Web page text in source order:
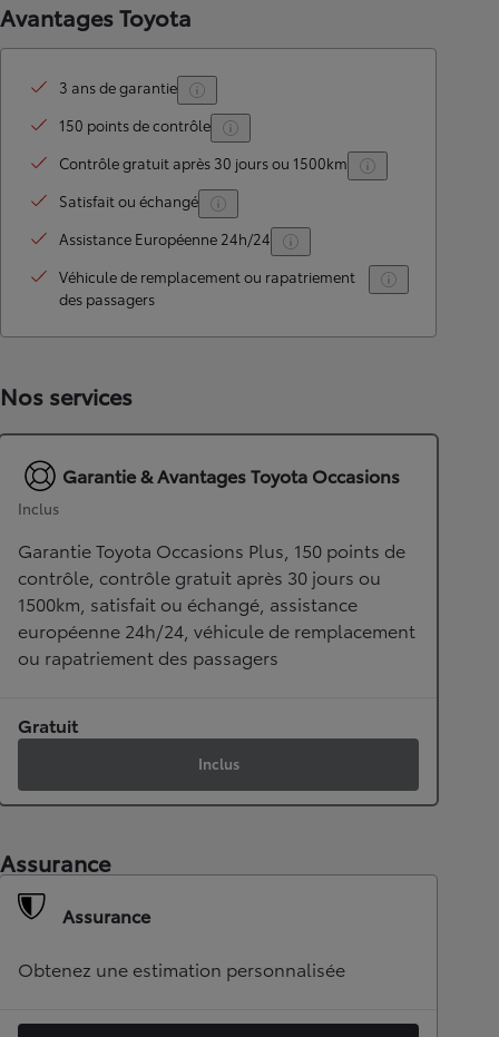
Avantages Toyota
3 ans de garantie
150 points de contrôle
Contrôle gratuit après 30 jours ou 1500km
Satisfait ou échangé
Assistance Européenne 24h/24
Véhicule de remplacement ou rapatriement
des passagers
Nos services
Garantie & Avantages Toyota Occasions
Inclus
Garantie Toyota Occasions Plus, 150 points de
contrôle, contrôle gratuit après 30 jours ou
1500km, satisfait ou échangé, assistance
européenne 24h/24, véhicule de remplacement
ou rapatriement des passagers
Gratuit
Inclus
Assurance
Assurance
Obtenez une estimation personnalisée